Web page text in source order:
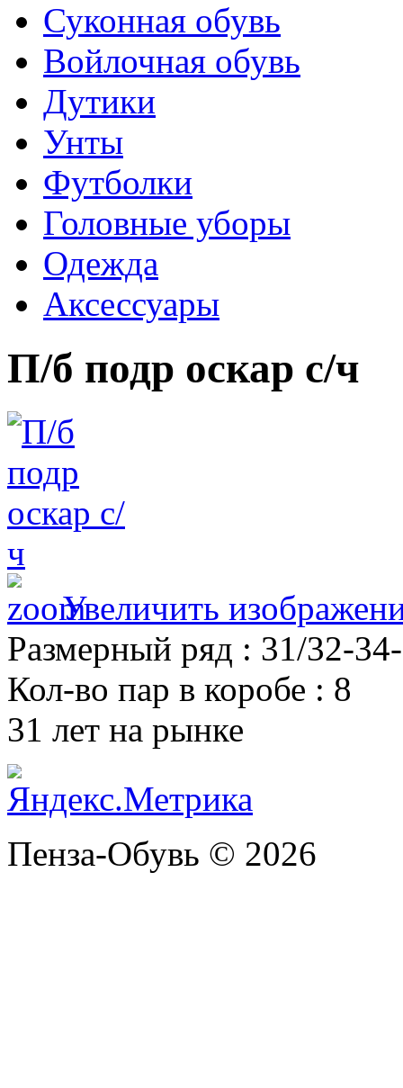
Суконная обувь
Войлочная обувь
Дутики
Унты
Футболки
Головные уборы
Одежда
Аксессуары
П/б подр оскар с/ч
Увеличить
Размерный ряд : 31/32-
Кол-во пар в коробе : 8
31 лет на рынке
Пенза-Обувь © 2026